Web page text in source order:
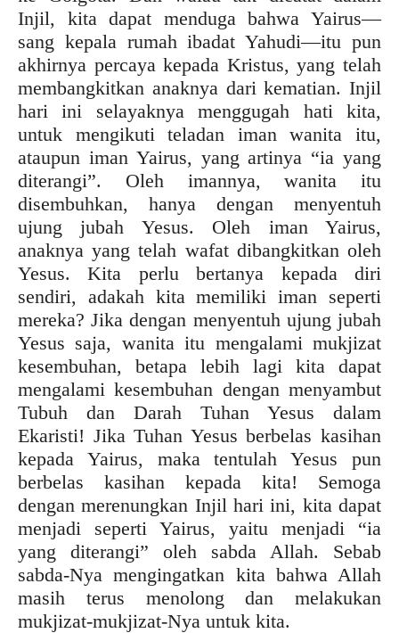
Injil, kita dapat menduga bahwa Yairus—
sang kepala rumah ibadat Yahudi—itu pun
akhirnya percaya kepada Kristus, yang telah
membangkitkan anaknya dari kematian. Injil
hari ini selayaknya menggugah hati kita,
untuk mengikuti teladan iman wanita itu,
ataupun iman Yairus, yang artinya “ia yang
diterangi”. Oleh imannya, wanita itu
disembuhkan, hanya dengan menyentuh
ujung jubah Yesus. Oleh iman Yairus,
anaknya yang telah wafat dibangkitkan oleh
Yesus. Kita perlu bertanya kepada diri
sendiri, adakah kita memiliki iman seperti
mereka? Jika dengan menyentuh ujung jubah
Yesus saja, wanita itu mengalami mukjizat
kesembuhan, betapa lebih lagi kita dapat
mengalami kesembuhan dengan menyambut
Tubuh dan Darah Tuhan Yesus dalam
Ekaristi! Jika Tuhan Yesus berbelas kasihan
kepada Yairus, maka tentulah Yesus pun
berbelas kasihan kepada kita! Semoga
dengan merenungkan Injil hari ini, kita dapat
menjadi seperti Yairus, yaitu menjadi “ia
yang diterangi” oleh sabda Allah. Sebab
sabda-Nya mengingatkan kita bahwa Allah
masih terus menolong dan melakukan
mukjizat-mukjizat-Nya untuk kita.